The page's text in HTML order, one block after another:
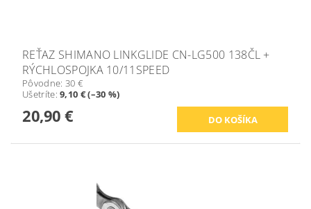
REŤAZ SHIMANO LINKGLIDE CN-LG500 138ČL +
RÝCHLOSPOJKA 10/11SPEED
Pôvodne: 30 €
Ušetríte:9,10 € (–30 %)
20,90 €